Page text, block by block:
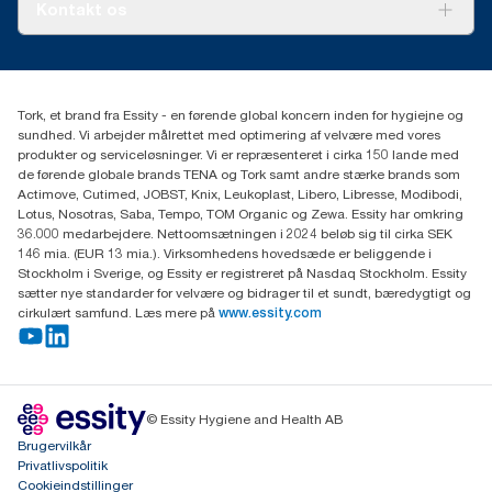
Smiley-rapport
(+45) 48 16 82 44
Professional Hygiene
Gydevang 33
DK-3450 Allerød
Tork, et brand fra Essity - en førende global koncern inden for hygiejne og
sundhed. Vi arbejder målrettet med optimering af velvære med vores
produkter og serviceløsninger. Vi er repræsenteret i cirka 150 lande med
de førende globale brands TENA og Tork samt andre stærke brands som
Actimove, Cutimed, JOBST, Knix, Leukoplast, Libero, Libresse, Modibodi,
Lotus, Nosotras, Saba, Tempo, TOM Organic og Zewa. Essity har omkring
36.000 medarbejdere. Nettoomsætningen i 2024 beløb sig til cirka SEK
146 mia. (EUR 13 mia.). Virksomhedens hovedsæde er beliggende i
Stockholm i Sverige, og Essity er registreret på Nasdaq Stockholm. Essity
sætter nye standarder for velvære og bidrager til et sundt, bæredygtigt og
cirkulært samfund. Læs mere på www.essity.com
© Essity Hygiene and Health AB
Brugervilkår
Privatlivspolitik
Cookieindstillinger